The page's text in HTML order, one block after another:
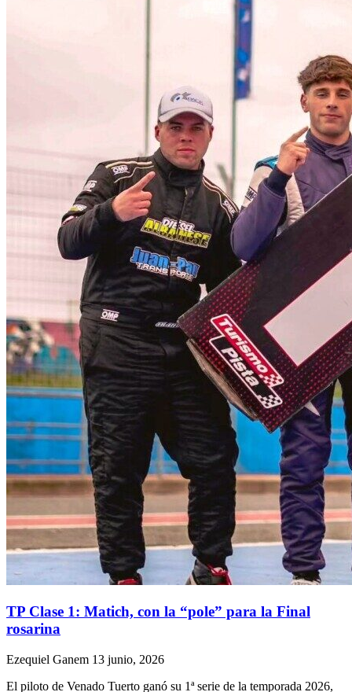
TP Clase 1: Matich, con la “pole” para la Final
rosarina
Ezequiel Ganem 13 junio, 2026
El piloto de Venado Tuerto ganó su 1ª serie de la temporada 2026,